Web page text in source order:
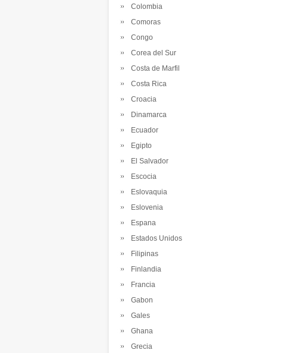
Colombia
Comoras
Congo
Corea del Sur
Costa de Marfil
Costa Rica
Croacia
Dinamarca
Ecuador
Egipto
El Salvador
Escocia
Eslovaquia
Eslovenia
Espana
Estados Unidos
Filipinas
Finlandia
Francia
Gabon
Gales
Ghana
Grecia